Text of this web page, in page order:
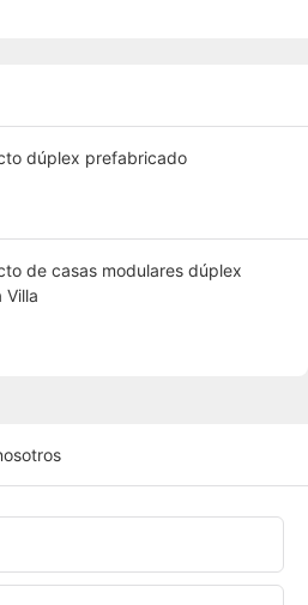
dúplex prefabricado
de casas modulares dúplex
Villa